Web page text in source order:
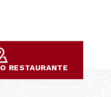
RESTAURANTE